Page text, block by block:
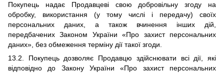
Покупець надає Продавцеві свою добровільну згоду на
обробку, використання (у тому числі і передачу) своїх
персональних даних, а також вчинення інших дій,
передбачених Законом України «Про захист персональних
даних», без обмеження терміну дії такої згоди.
13.2. Покупець дозволяє Продавцю здійснювати всі дії, які
відповідно до Закону України «Про захист персональних